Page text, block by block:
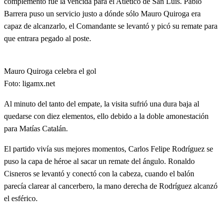
Barrera puso un servicio justo a dónde sólo Mauro Quiroga era
capaz de alcanzarlo, el Comandante se levantó y picó su remate para
que entrara pegado al poste.
Mauro Quiroga celebra el gol
Foto: ligamx.net
Al minuto del tanto del empate, la visita sufrió una dura baja al
quedarse con diez elementos, ello debido a la doble amonestación
para Matías Catalán.
El partido vivía sus mejores momentos, Carlos Felipe Rodríguez se
puso la capa de héroe al sacar un remate del ángulo. Ronaldo
Cisneros se levantó y conectó con la cabeza, cuando el balón
parecía clarear al cancerbero, la mano derecha de Rodríguez alcanzó
el esférico.